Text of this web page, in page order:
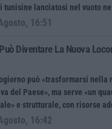
tunisine lanciatosi nel vuoto
16:51
Diventare La Nuova
può «trasformarsi nella
del Paese», ma serve «un
e strutturale, con risorse
16:42